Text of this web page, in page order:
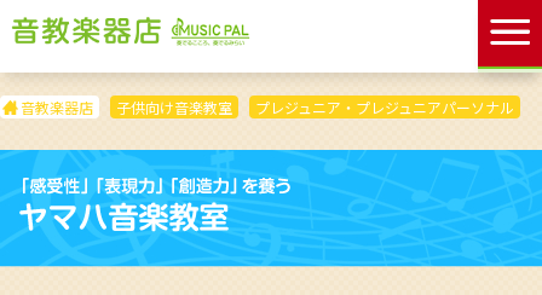
音教楽器店 子供向け音楽教室 プレジュニア・プレジュニアパーソナル